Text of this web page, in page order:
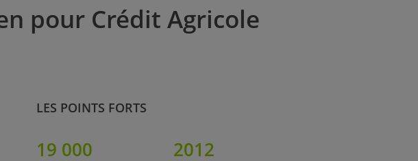
pour Crédit Agricole
LES POINTS FORTS
19 000 2012